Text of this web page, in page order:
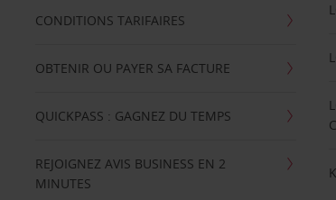
CONDITIONS TARIFAIRES
OBTENIR OU PAYER SA FACTURE
QUICKPASS : GAGNEZ DU TEMPS
REJOIGNEZ AVIS BUSINESS EN 2
MINUTES